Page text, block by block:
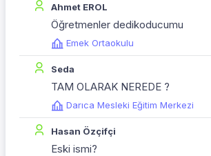
Ahmet EROL
Öğretmenler dedikoducumu
Emek Ortaokulu
Seda
TAM OLARAK NEREDE ?
Darıca Mesleki Eğitim Merkezi
Hasan Özçifçi
Eski ismi?